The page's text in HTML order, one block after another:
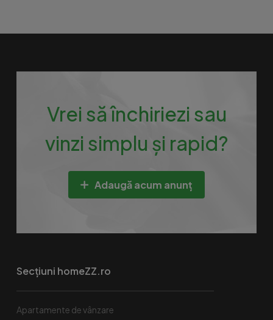
Vrei să închiriezi sau
vinzi simplu și rapid?
Adaugă acum anunț
Secțiuni homeZZ.ro
Apartamente de vânzare